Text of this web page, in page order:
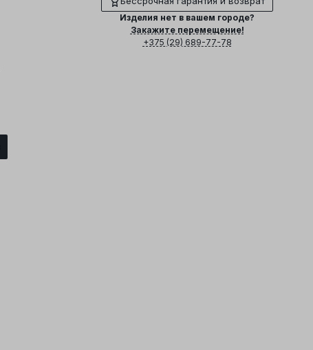
Изделия нет в вашем городе?
Закажите перемещение!
+375 (29) 689-77-78